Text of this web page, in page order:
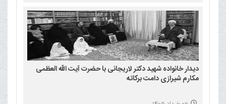
دیدار خانواده شهید دکتر لاریجانی با حضرت آیت الله العظمی
مکارم شیرازی دامت برکاته